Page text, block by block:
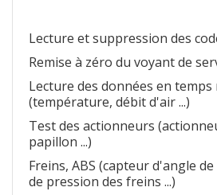
Lecture et suppression des
Remise à zéro du voyant de
Lecture des données en temps
(température, débit d'air ...)
Test des actionneurs
papillon ...)
Freins, ABS (capteur d'angle
de pression des freins ...)